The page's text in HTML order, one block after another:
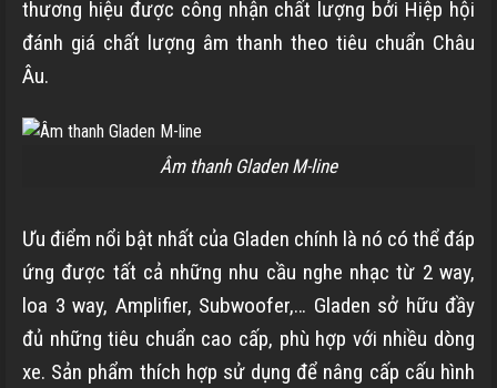
thương hiệu được công nhận chất lượng bởi Hiệp hội
đánh giá chất lượng âm thanh theo tiêu chuẩn Châu
Âu.
Âm thanh Gladen M-line
Ưu điểm nổi bật nhất của Gladen chính là nó có thể đáp
ứng được tất cả những nhu cầu nghe nhạc từ 2 way,
loa 3 way, Amplifier, Subwoofer,… Gladen sở hữu đầy
đủ những tiêu chuẩn cao cấp, phù hợp với nhiều dòng
xe. Sản phẩm thích hợp sử dụng để nâng cấp cấu hình